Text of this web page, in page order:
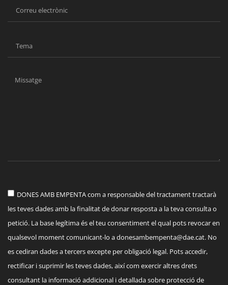
DONES AMB EMPENTA com a responsable del tractament tractarà
les teves dades amb la finalitat de donar resposta a la teva consulta o
petició. La base legítima és el teu consentiment el qual pots revocar en
qualsevol moment comunicant-lo adonesambempenta@dae.cat. No
es cediran dades a tercers excepte per obligació legal. Pots accedir,
rectificar i suprimir les teves dades, així com exercir altres drets
consultant la informació addicional i detallada sobre protecció de